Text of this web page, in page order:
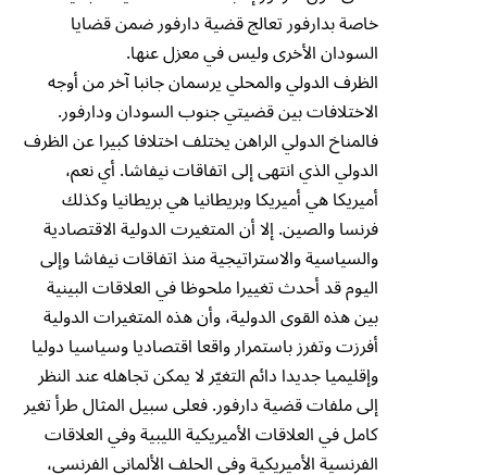
خاصة بدارفور تعالج قضية دارفور ضمن قضايا
السودان الأخرى وليس في معزل عنها.
الظرف الدولي والمحلي يرسمان جانبا آخر من أوجه
الاختلافات بين قضيتي جنوب السودان ودارفور.
فالمناخ الدولي الراهن يختلف اختلافا كبيرا عن الظرف
الدولي الذي انتهى إلى اتفاقات نيفاشا. أي نعم،
أميريكا هي أميريكا وبريطانيا هي بريطانيا وكذلك
فرنسا والصين. إلا أن المتغيرت الدولية الاقتصادية
والسياسية والاستراتيجية منذ اتفاقات نيفاشا وإلى
اليوم قد أحدث تغييرا ملحوظا في العلاقات البينية
بين هذه القوى الدولية، وأن هذه المتغيرات الدولية
أفرزت وتفرز باستمرار واقعا اقتصاديا وسياسيا دوليا
وإقليميا جديدا دائم التغيّر لا يمكن تجاهله عند النظر
إلى ملفات قضية دارفور. فعلى سبيل المثال طرأ تغير
كامل في العلاقات الأميريكية الليبية وفي العلاقات
الفرنسية الأميريكية وفي الحلف الألماني الفرنسي،